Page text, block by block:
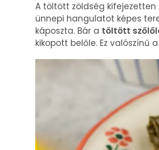
A töltött zöldség
ünnepi hangulatot képes
káposzta. Bár a töltött
kikopott belőle. Ez